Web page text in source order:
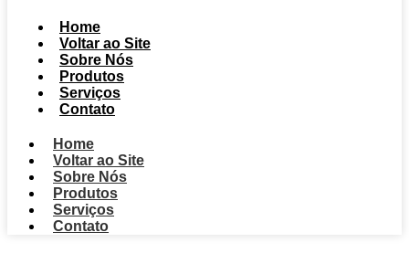
Home
Voltar ao Site
Sobre Nós
Produtos
Serviços
Contato
Home
Voltar ao Site
Sobre Nós
Produtos
Serviços
Contato